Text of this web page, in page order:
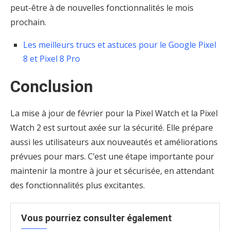
peut-être à de nouvelles fonctionnalités le mois
prochain.
Les meilleurs trucs et astuces pour le Google Pixel
8 et Pixel 8 Pro
Conclusion
La mise à jour de février pour la Pixel Watch et la Pixel
Watch 2 est surtout axée sur la sécurité. Elle prépare
aussi les utilisateurs aux nouveautés et améliorations
prévues pour mars. C’est une étape importante pour
maintenir la montre à jour et sécurisée, en attendant
des fonctionnalités plus excitantes.
Vous pourriez consulter également